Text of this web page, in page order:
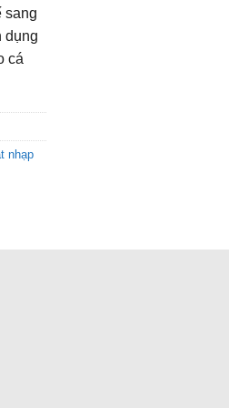
sang
dụng
cá
nhạp